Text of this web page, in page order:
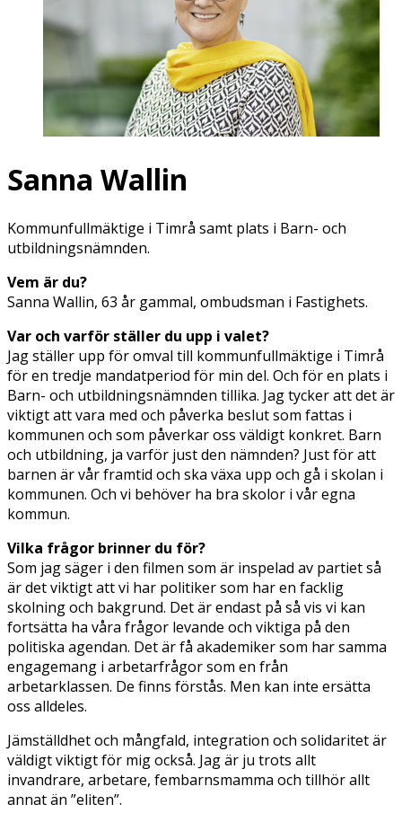
Sanna Wallin
Kommunfullmäktige i Timrå samt plats i Barn- och
utbildningsnämnden.
Vem är du?
Sanna Wallin, 63 år gammal, ombudsman i Fastighets.
Var och varför ställer du upp i valet?
Jag ställer upp för omval till kommunfullmäktige i Timrå
för en tredje mandatperiod för min del. Och för en plats i
Barn- och utbildningsnämnden tillika. Jag tycker att det är
viktigt att vara med och påverka beslut som fattas i
kommunen och som påverkar oss väldigt konkret. Barn
och utbildning, ja varför just den nämnden? Just för att
barnen är vår framtid och ska växa upp och gå i skolan i
kommunen. Och vi behöver ha bra skolor i vår egna
kommun.
Vilka frågor brinner du för?
Som jag säger i den filmen som är inspelad av partiet så
är det viktigt att vi har politiker som har en facklig
skolning och bakgrund. Det är endast på så vis vi kan
fortsätta ha våra frågor levande och viktiga på den
politiska agendan. Det är få akademiker som har samma
engagemang i arbetarfrågor som en från
arbetarklassen. De finns förstås. Men kan inte ersätta
oss alldeles.
Jämställdhet och mångfald, integration och solidaritet är
väldigt viktigt för mig också. Jag är ju trots allt
invandrare, arbetare, fembarnsmamma och tillhör allt
annat än ”eliten”.